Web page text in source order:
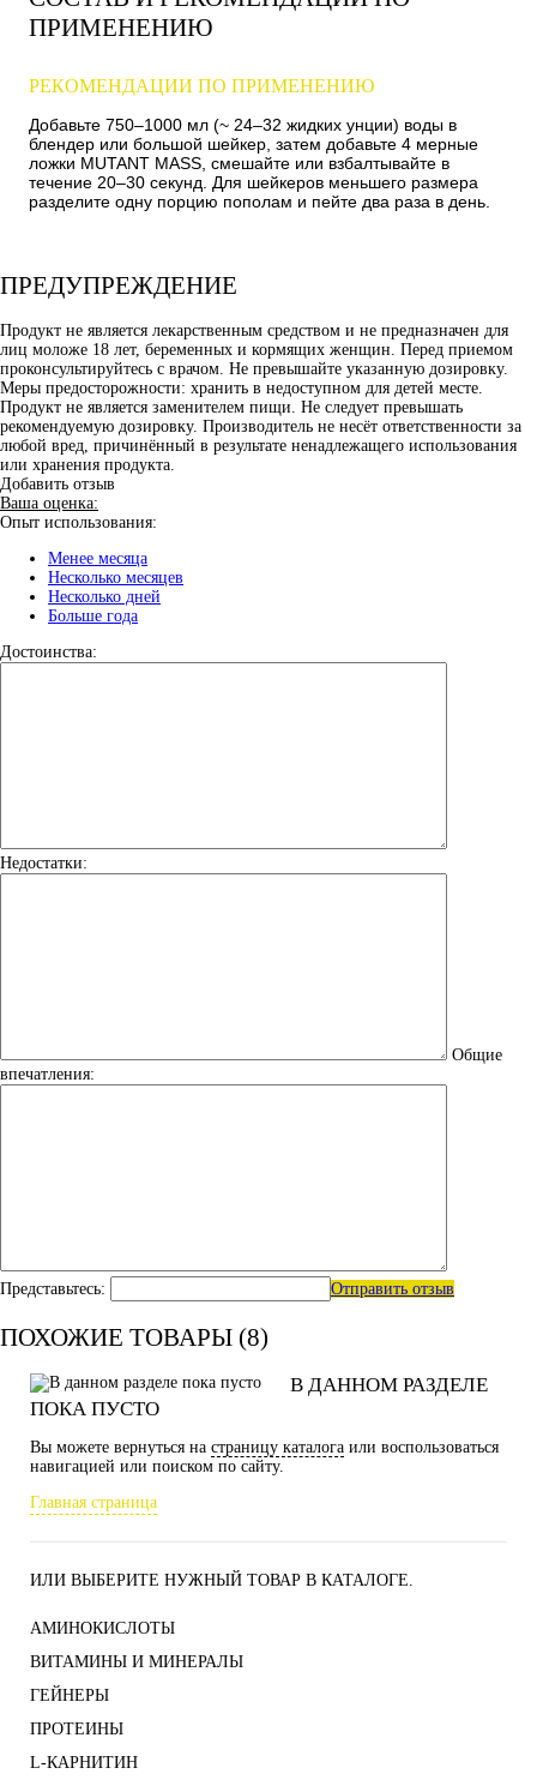
ПРИМЕНЕНИЮ
РЕКОМЕНДАЦИИ ПО ПРИМЕНЕНИЮ
Добавьте 750–1000 мл (~ 24–32 жидких унции) воды в
блендер или большой шейкер, затем добавьте 4 мерные
ложки MUTANT MASS, смешайте или взбалтывайте в
течение 20–30 секунд. Для шейкеров меньшего размера
разделите одну порцию пополам и пейте два раза в день.
ПРЕДУПРЕЖДЕНИЕ
Продукт не является лекарственным средством и не предназначен для
лиц моложе 18 лет, беременных и кормящих женщин. Перед приемом
проконсультируйтесь с врачом. Не превышайте указанную дозировку.
Меры предосторожности: хранить в недоступном для детей месте.
Продукт не является заменителем пищи. Не следует превышать
рекомендуемую дозировку. Производитель не несёт ответственности за
любой вред, причинённый в результате ненадлежащего использования
или хранения продукта.
Добавить отзыв
Ваша оценка:
Опыт использования:
Менее месяца
Несколько месяцев
Несколько дней
Больше года
Достоинства:
Недостатки:
Общие
впечатления:
Представьтесь: Отправить отзыв
ПОХОЖИЕ ТОВАРЫ (8)
В ДАННОМ РАЗДЕЛЕ
ПОКА ПУСТО
Вы можете вернуться на страницу каталога или воспользоваться
навигацией или поиском по сайту.
Главная страница
ИЛИ ВЫБЕРИТЕ НУЖНЫЙ ТОВАР В КАТАЛОГЕ.
АМИНОКИСЛОТЫ
ВИТАМИНЫ И МИНЕРАЛЫ
ГЕЙНЕРЫ
ПРОТЕИНЫ
L-КАРНИТИН